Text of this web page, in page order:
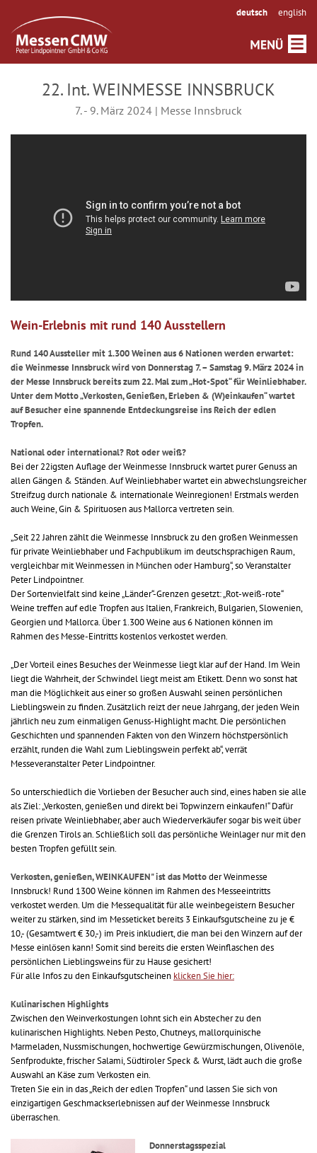
deutsch english
22. Int. WEINMESSE INNSBRUCK
7. - 9. März 2024 | Messe Innsbruck
Wein-Erlebnis mit rund 140 Ausstellern
Rund 140 Aussteller mit 1.300 Weinen aus 6 Nationen werden erwartet:
die Weinmesse Innsbruck wird von Donnerstag 7. – Samstag 9. März 2024 in
der Messe Innsbruck bereits zum 22. Mal zum „Hot-Spot“ für Weinliebhaber.
Unter dem Motto „Verkosten, Genießen, Erleben & (W)einkaufen“ wartet
auf Besucher eine spannende Entdeckungsreise ins Reich der edlen
Tropfen.
National oder international? Rot oder weiß?
Bei der 22igsten Auflage der Weinmesse Innsbruck wartet purer Genuss an
allen Gängen & Ständen. Auf Weinliebhaber wartet ein abwechslungsreicher
Streifzug durch nationale & internationale Weinregionen! Erstmals werden
auch Weine, Gin & Spirituosen aus Mallorca vertreten sein.
„Seit 22 Jahren zählt die Weinmesse Innsbruck zu den großen Weinmessen
für private Weinliebhaber und Fachpublikum im deutschsprachigen Raum,
vergleichbar mit Weinmessen in München oder Hamburg“, so Veranstalter
Peter Lindpointner.
Der Sortenvielfalt sind keine „Länder“-Grenzen gesetzt: „Rot-weiß-rote“
Weine treffen auf edle Tropfen aus Italien, Frankreich, Bulgarien, Slowenien,
Georgien und Mallorca. Über 1.300 Weine aus 6 Nationen können im
Rahmen des Messe-Eintritts kostenlos verkostet werden.
„Der Vorteil eines Besuches der Weinmesse liegt klar auf der Hand. Im Wein
liegt die Wahrheit, der Schwindel liegt meist am Etikett. Denn wo sonst hat
man die Möglichkeit aus einer so großen Auswahl seinen persönlichen
Lieblingswein zu finden. Zusätzlich reizt der neue Jahrgang, der jeden Wein
jährlich neu zum einmaligen Genuss-Highlight macht. Die persönlichen
Geschichten und spannenden Fakten von den Winzern höchstpersönlich
erzählt, runden die Wahl zum Lieblingswein perfekt ab“, verrät
Messeveranstalter Peter Lindpointner.
So unterschiedlich die Vorlieben der Besucher auch sind, eines haben sie alle
als Ziel: „Verkosten, genießen und direkt bei Topwinzern einkaufen!“ Dafür
reisen private Weinliebhaber, aber auch Wiederverkäufer sogar bis weit über
die Grenzen Tirols an. Schließlich soll das persönliche Weinlager nur mit den
besten Tropfen gefüllt sein.
Verkosten, genießen, WEINKAUFEN" ist das Mottoder Weinmesse
Innsbruck! Rund 1300 Weine können im Rahmen des Messeeintritts
verkostet werden. Um die Messequalität für alle weinbegeistern Besucher
weiter zu stärken, sind im Messeticket bereits 3 Einkaufsgutscheine zu je €
10,- (Gesamtwert € 30,-) im Preis inkludiert, die man bei den Winzern auf der
Messe einlösen kann! Somit sind bereits die ersten Weinflaschen des
persönlichen Lieblingsweins für zu Hause gesichert!
Für alle Infos zu den Einkaufsgutscheinen klicken Sie hier:
Kulinarischen Highlights
Zwischen den Weinverkostungen lohnt sich ein Abstecher zu den
kulinarischen Highlights. Neben Pesto, Chutneys, mallorquinische
Marmeladen, Nussmischungen, hochwertige Gewürzmischungen, Olivenöle,
Senfprodukte, frischer Salami, Südtiroler Speck & Wurst, lädt auch die große
Auswahl an Käse zum Verkosten ein.
Treten Sie ein in das „Reich der edlen Tropfen“ und lassen Sie sich von
einzigartigen Geschmackserlebnissen auf der Weinmesse Innsbruck
überraschen.
Donnerstagsspezial